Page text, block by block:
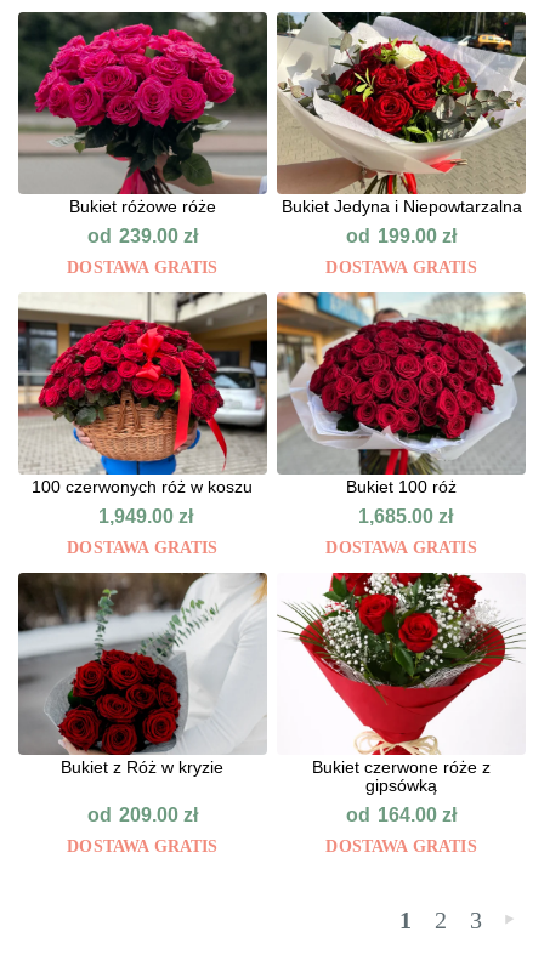
Bukiet różowe róże
od 239.00 zł
DOSTAWA GRATIS
Bukiet Jedyna i Niepowtarzalna
od 199.00zł
DOSTAWA GRATIS
100 czerwonych róż w koszu
1,949.00zł
DOSTAWA GRATIS
Bukiet 100 róż
1,685.00 zł
DOSTAWA GRATIS
Bukiet z Róż w kryzie
od 209.00 zł
DOSTAWA GRATIS
Bukiet czerwone róże z
gipsówką
od 164.00zł
DOSTAWA GRATIS
1 2 3 »